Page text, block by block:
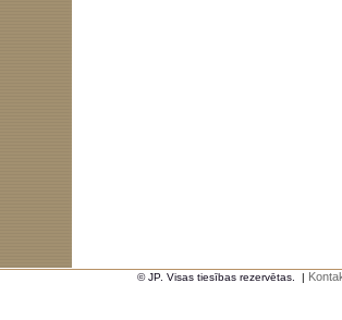
© JP. Visas tiesības rezervētas. |